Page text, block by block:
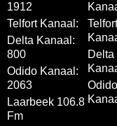
1912
Telfort Kanaal:
Delta Kanaal:
800
Odido Kanaal:
2063
Laarbeek 106.8
Fm
Telfort
Delta
Odido